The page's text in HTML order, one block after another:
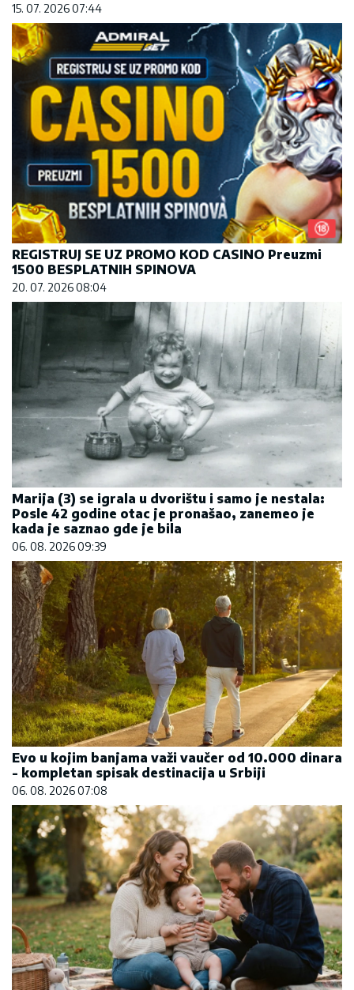
15. 07. 2026 07:44
REGISTRUJ SE UZ PROMO KOD CASINO Preuzmi
1500 BESPLATNIH SPINOVA
20. 07. 2026 08:04
Marija (3) se igrala u dvorištu i samo je nestala:
Posle 42 godine otac je pronašao, zanemeo je
kada je saznao gde je bila
06. 08. 2026 09:39
Evo u kojim banjama važi vaučer od 10.000 dinara
- kompletan spisak destinacija u Srbiji
06. 08. 2026 07:08